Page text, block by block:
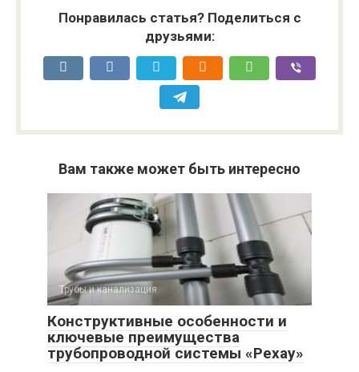
Понравилась статья? Поделиться с
друзьями:
Вам также может быть интересно
Трубы и канализация
Конструктивные особенности и
ключевые преимущества
трубопроводной системы «Рехау»